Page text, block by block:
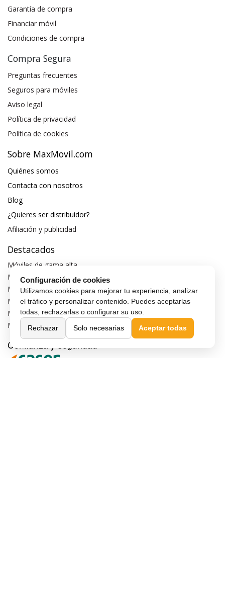
Garantía de compra
Financiar móvil
Condiciones de compra
Compra Segura
Preguntas frecuentes
Seguros para móviles
Aviso legal
Política de privacidad
Política de cookies
Sobre MaxMovil.com
Quiénes somos
Contacta con nosotros
Blog
¿Quieres ser distribuidor?
Afiliación y publicidad
Destacados
Móviles de gama alta
Móviles con buena cámara
Móviles sin marcos
Móviles de 6 pulgadas
Móviles todoterreno
Móviles 4G
Confianza y seguridad
Configuración de cookies
Utilizamos cookies para mejorar tu experiencia, analizar
el tráfico y personalizar contenido. Puedes aceptarlas
todas, rechazarlas o configurar su uso.
Rechazar
Solo necesarias Aceptar todas